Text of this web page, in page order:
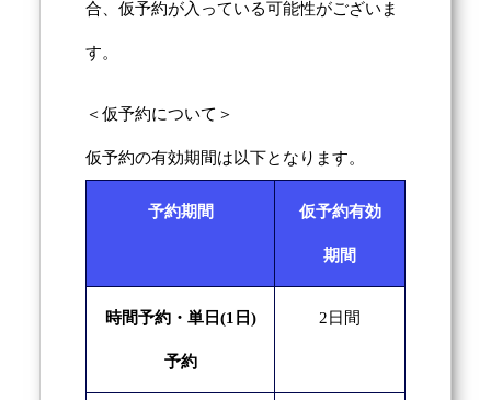
合、仮予約が入っている可能性がございま
す。
＜仮予約について＞
仮予約の有効期間は以下となります。
予約期間 仮予約有効
期間
時間予約・単日(1日)
予約
2日間